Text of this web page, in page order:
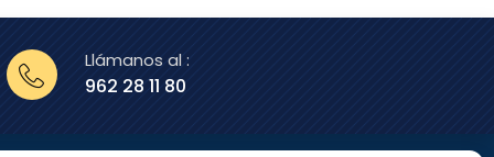
Llámanos al :
962 28 11 80